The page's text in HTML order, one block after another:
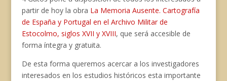
partir de hoy la obra La Memoria Ausente. Cartografía
de España y Portugal en el Archivo Militar de
Estocolmo, siglos XVII y XVIII, que será accesible de
forma íntegra y gratuita.
De esta forma queremos acercar a los investigadores
interesados en los estudios históricos esta importante